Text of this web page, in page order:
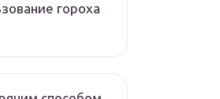
гороха